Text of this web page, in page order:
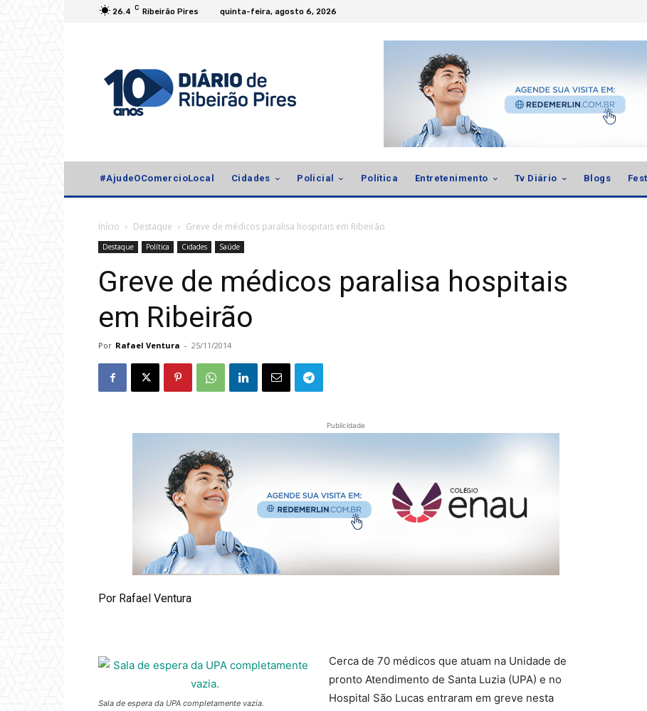
26.4 C Ribeirão Pires quinta-feira, agosto 6, 2026
#AjudeOComercioLocal Cidades Policial Política Entretenimento Tv Diário Blogs
Início Destaque Greve de médicos paralisa hospitais em Ribeirão
Destaque Política Cidades Saúde
Greve de médicos paralisa hospitais
em Ribeirão
Por Rafael Ventura - 25/11/2014
Publicidade
Por Rafael Ventura
Sala de espera da UPA completamente vazia.
Cerca de 70 médicos que atuam na Unidade de
pronto Atendimento de Santa Luzia (UPA) e no
Hospital São Lucas entraram em greve nesta